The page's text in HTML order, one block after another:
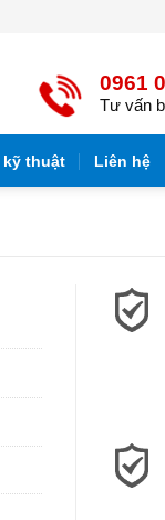
0961
Tư vấn
kỹ thuật Liên hệ